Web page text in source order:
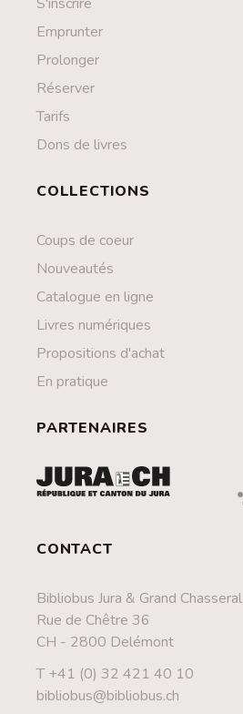
S'inscrire
Emprunter
Prolonger
Réserver
Tarifs
Dons de livres
COLLECTIONS
Coups de coeur
Nouveautés
Catalogue en ligne
Livres numériques
Propositions d'achat
En pratique
PARTENAIRES
CONTACT
Bibliobus Jura & Grand Chasseral
Rue de Chêtre 36
CH - 2800 Delémont
T +41 (0) 32 421 40 10
bibliobus@bibliobus.ch